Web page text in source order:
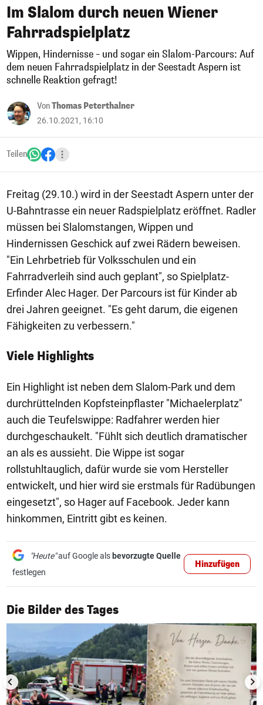
Im Slalom durch neuen Wiener
Fahrradspielplatz
Wippen, Hindernisse – und sogar ein Slalom-Parcours: Auf
dem neuen Fahrradspielplatz in der Seestadt Aspern ist
schnelle Reaktion gefragt!
VonThomas Peterthalner
26.10.2021, 16:10
Teilen
Freitag (29.10.) wird in der Seestadt Aspern unter der
U-Bahntrasse ein neuer Radspielplatz eröffnet. Radler
müssen bei Slalomstangen, Wippen und
Hindernissen Geschick auf zwei Rädern beweisen.
"Ein Lehrbetrieb für Volksschulen und ein
Fahrradverleih sind auch geplant", so Spielplatz-
Erfinder Alec Hager. Der Parcours ist für Kinder ab
drei Jahren geeignet. "Es geht darum, die eigenen
Fähigkeiten zu verbessern."
Viele Highlights
Ein Highlight ist neben dem Slalom-Park und dem
durchrüttelnden Kopfsteinpflaster "Michaelerplatz"
auch die Teufelswippe: Radfahrer werden hier
durchgeschaukelt. "Fühlt sich deutlich dramatischer
an als es aussieht. Die Wippe ist sogar
rollstuhltauglich, dafür wurde sie vom Hersteller
entwickelt, und hier wird sie erstmals für Radübungen
eingesetzt", so Hager auf Facebook. Jeder kann
hinkommen, Eintritt gibt es keinen.
"Heute"auf Google als bevorzugte Quelle
festlegen
Hinzufügen
Die Bilder des Tages
1/50